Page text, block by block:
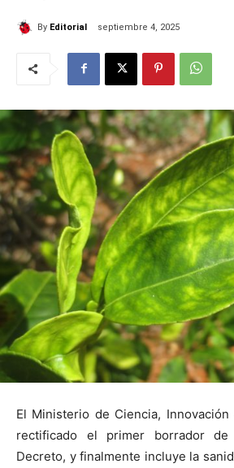
By Editorial septiembre 4, 2025
El Ministerio de Ciencia,
rectificado el primer borrador
Decreto, y finalmente incluye la